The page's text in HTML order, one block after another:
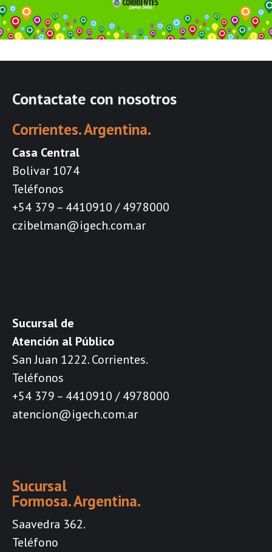
Contactate con nosotros
Corrientes. Argentina.
Casa Central
Bolivar 1074
Teléfonos
+54 379 – 4410910 / 4978000
czibelman@igech.com.ar
Sucursal de
Atención al Público
San Juan 1222. Corrientes.
Teléfonos
+54 379 – 4410910 / 4978000
atencion@igech.com.ar
Sucursal
Formosa. Argentina.
Saavedra 362.
Teléfono